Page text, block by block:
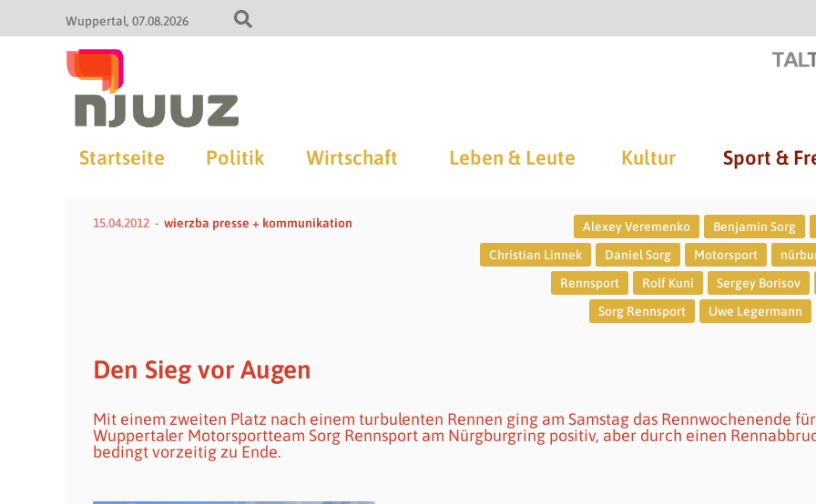
Wuppertal 07.08.2026
Startseite Politik Wirtschaft Leben & Leute Kultur Sport &
15.04.2012 wierzba presse + kommunikation Alexey Veremenko
Benjamin Sorg
Christian Linnek
Daniel Sorg Motorsport
Rennsport
Rolf Kuni
Sergey Borisov
Sorg Rennsport
Uwe Legermann
Den Sieg vor Augen
Mit einem zweiten Platz nach einem turbulenten Rennen ging am Samstag das Rennwochenende
Wuppertaler Motorsportteam Sorg Rennsport am Nürgburgring positiv, aber durch einen
bedingt vorzeitig zu Ende.